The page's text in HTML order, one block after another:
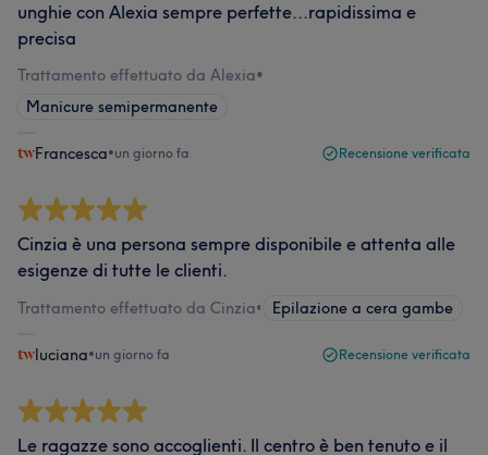
unghie con Alexia sempre perfette...rapidissima e
precisa
Trattamento effettuato da Alexia•
Manicure semipermanente
Francesca•un giorno fa Recensione verificata
Cinzia è una persona sempre disponibile e attenta alle
esigenze di tutte le clienti.
Trattamento effettuato da Cinzia• Epilazione a cera gambe
luciana•un giorno fa Recensione verificata
Le ragazze sono accoglienti. Il centro è ben tenuto e il